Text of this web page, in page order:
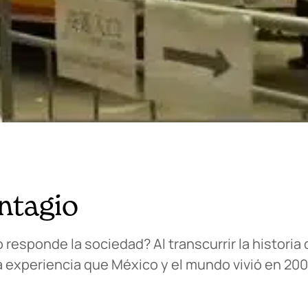
responde la sociedad? Al transcurrir la
que México y el mundo vivió en